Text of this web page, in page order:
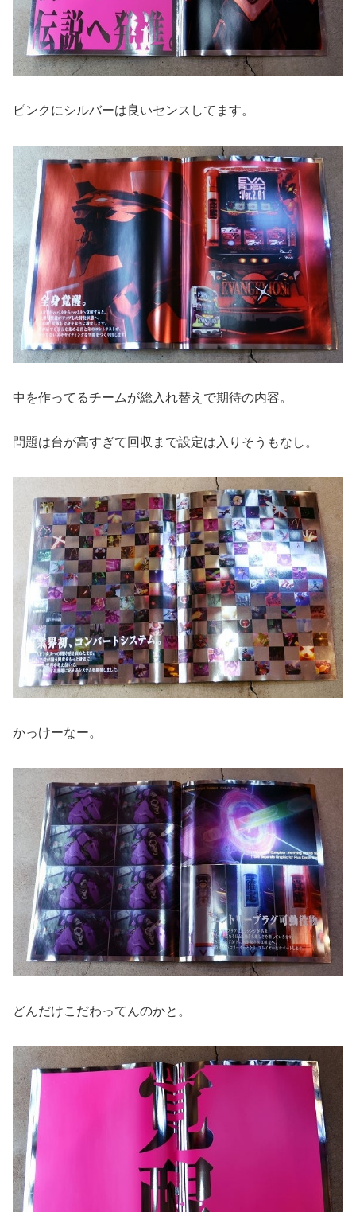
ピンクにシルバーは良いセンスしてます。
中を作ってるチームが総入れ替えで期待の内容。
問題は台が高すぎて回収まで設定は入りそうもなし。
かっけーなー。
どんだけこだわってんのかと。